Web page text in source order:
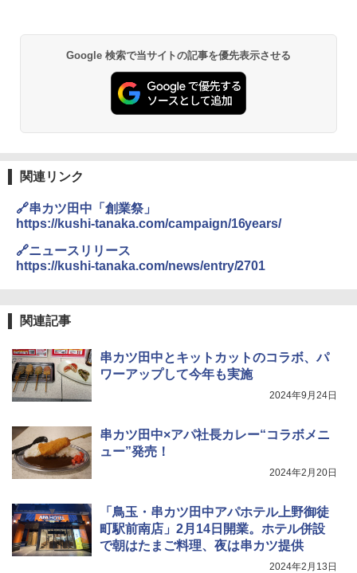
【公式】ブタメン とんこつ味 35g×15個
麺 小腹 インスタント アウトドアにも ロ
ーリングストック 大人買い おやつカン
パニー
￥1,288
し 塩らーめん 108g×10袋 保存食 備蓄
￥2,989
ップ麺 78g×20個
￥29,582
[山善] スチームオーブンレンジ 25L 一人
暮らし 二人暮らし フラットテーブル ス
チーム調理 自動メニュー19種搭載 角皿
[山善] スチームオーブンレンジ 省エネ
ーム調理 フラットテーブル トースト機
能 自動メニュー33種 簡単お手入れ ブラ
4
TOSHIBA(東芝) スチームオーブンレン
0℃ 1段調理 フラットテーブル 電子レン
お手入れ 小型 新生活 一人暮らし 二人暮
らし ファミリー
5
シャープ ウォーターオーブン ヘルシオ
AX-XJ1-B ブラック 30L 2段調理 コンベ
クション トースト機能
Google 検索で当サイトの記事を優先表示させる
関連リンク
🔗串カツ田中「創業祭」
https://kushi-tanaka.com/campaign/16years/
🔗ニュースリリース
https://kushi-tanaka.com/news/entry/2701
関連記事
串カツ田中とキットカットのコラボ、パ
ワーアップして今年も実施
2024年9月24日
串カツ田中×アパ社長カレー“コラボメニ
ュー”発売！
2024年2月20日
「鳥玉・串カツ田中アパホテル上野御徒
町駅前南店」2月14日開業。ホテル併設
で朝はたまご料理、夜は串カツ提供
2024年2月13日